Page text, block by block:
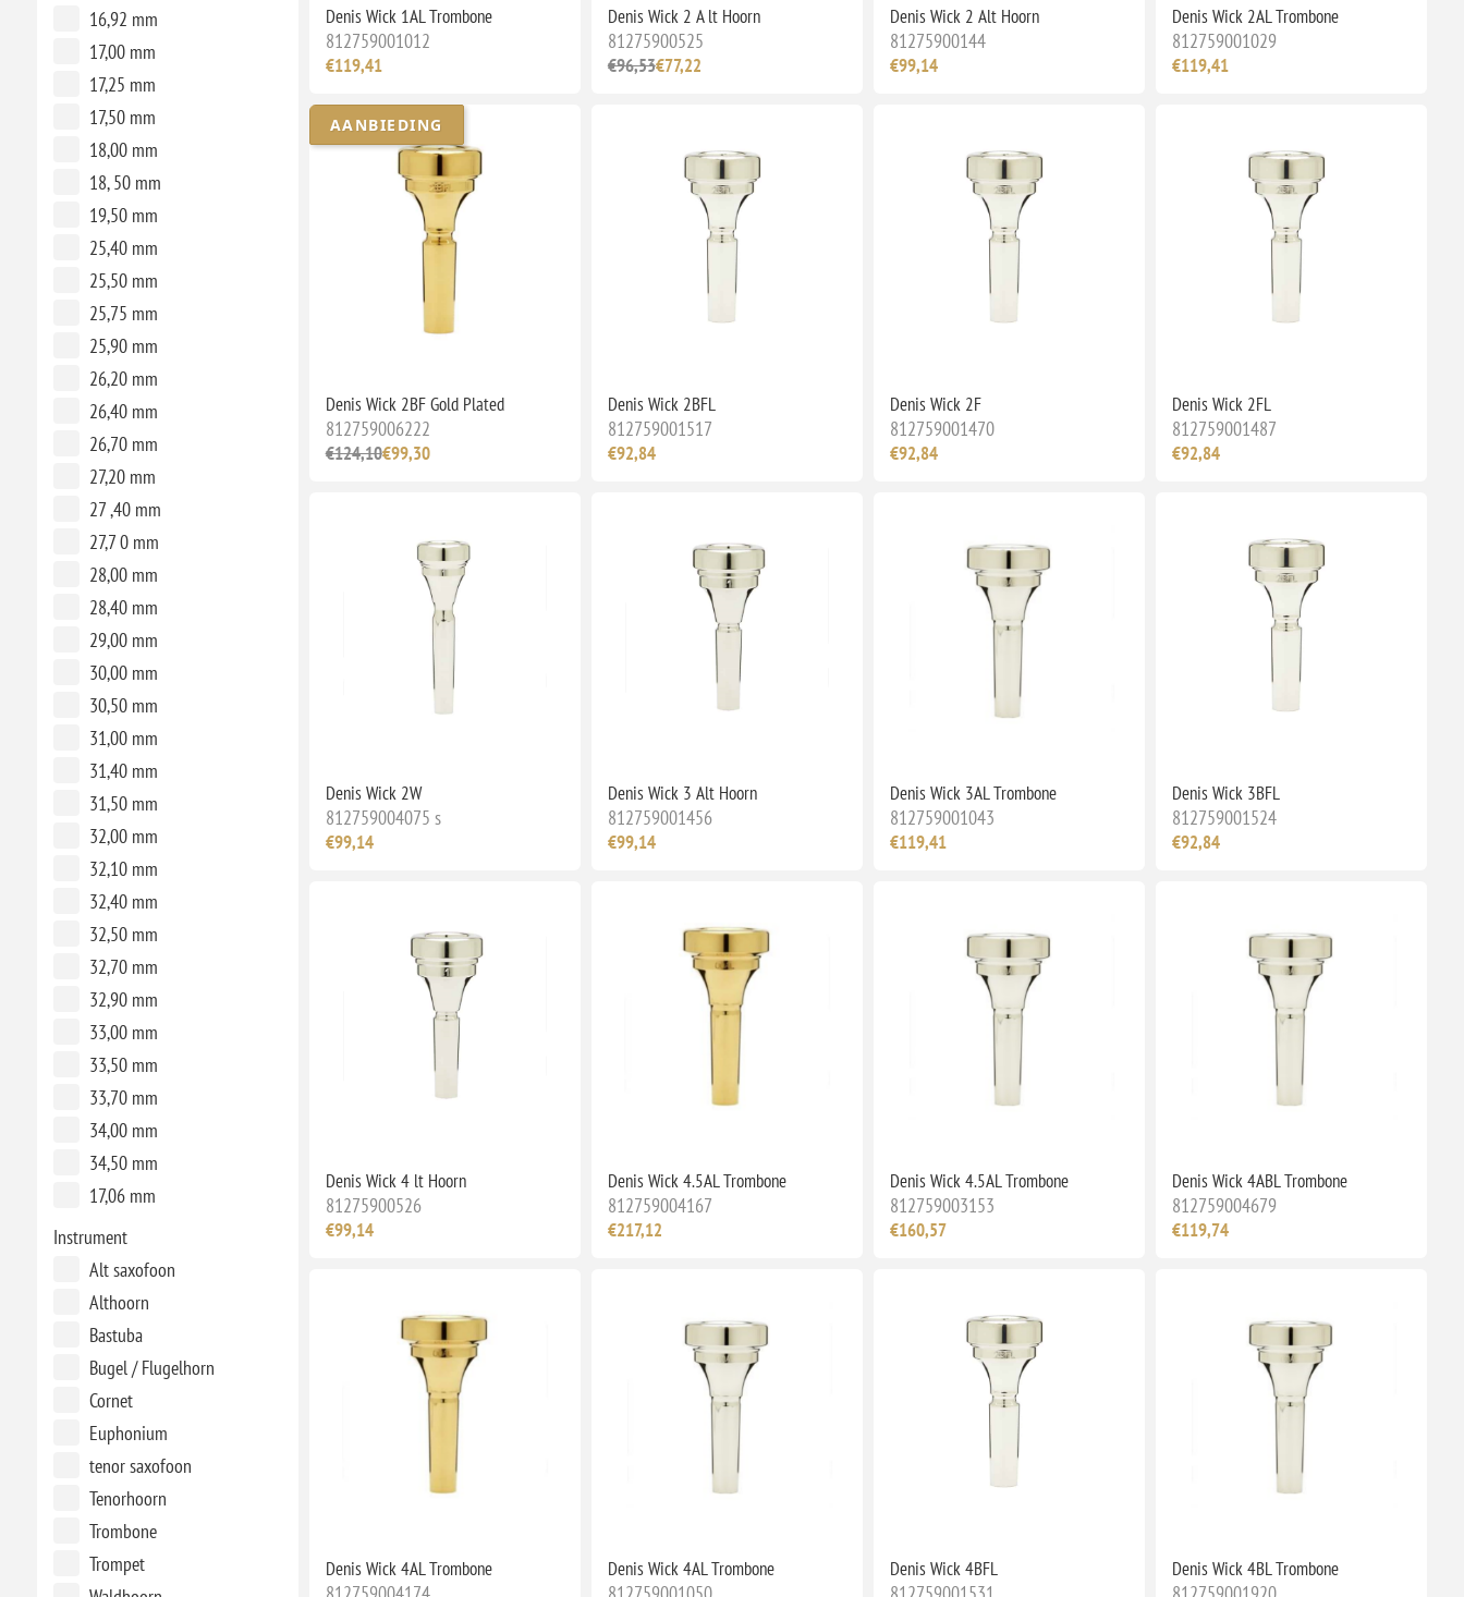
16,92 mm
17,00 mm
17,25 mm
17,50 mm
18,00 mm
18, 50 mm
19,50 mm
25,40 mm
25,50 mm
25,75 mm
25,90 mm
26,20 mm
26,40 mm
26,70 mm
27,20 mm
27 ,40 mm
27,7 0 mm
28,00 mm
28,40 mm
29,00 mm
30,00 mm
30,50 mm
31,00 mm
31,40 mm
31,50 mm
32,00 mm
32,10 mm
32,40 mm
32,50 mm
32,70 mm
32,90 mm
33,00 mm
33,50 mm
33,70 mm
34,00 mm
34,50 mm
17,06 mm
Instrument
Alt saxofoon
Althoorn
Bastuba
Bugel / Flugelhorn
Cornet
Euphonium
tenor saxofoon
Tenorhoorn
Trombone
Trompet
Denis Wick 1AL Trombone
812759001012
€119,41
Denis Wick 2 A lt Hoorn
81275900525
€96,53€77,22
Denis Wick 2 Alt Hoorn
81275900144
€99,14
Denis Wick 2AL Trombone
812759001029
€119,41
AANBIEDING
Denis Wick 2BF Gold Plated
812759006222
€124,10€99,30
Denis Wick 2BFL
812759001517
€92,84
Denis Wick 2F
812759001470
€92,84
Denis Wick 2FL
812759001487
€92,84
Denis Wick 2W
812759004075 s
€99,14
Denis Wick 3 Alt Hoorn
812759001456
€99,14
Denis Wick 3AL Trombone
812759001043
€119,41
Denis Wick 3BFL
812759001524
€92,84
Denis Wick 4 lt Hoorn
81275900526
€99,14
Denis Wick 4.5AL Trombone
812759004167
€217,12
Denis Wick 4.5AL Trombone
812759003153
€160,57
Denis Wick 4ABL Trombone
812759004679
€119,74
Denis Wick 4AL Trombone Denis Wick 4AL Trombone Denis Wick 4BFL Denis Wick 4BL Trombone